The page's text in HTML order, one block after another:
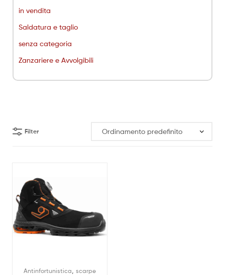
in vendita
Saldatura e taglio
senza categoria
Zanzariere e Avvolgibili
Filter
Antinfortunistica scarpe